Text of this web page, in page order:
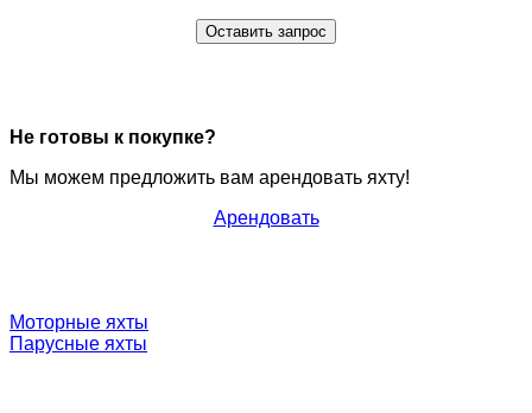
Оставить запрос
Не готовы к покупке?
Мы можем предложить вам арендовать яхту!
Арендовать
Моторные яхты
Парусные яхты